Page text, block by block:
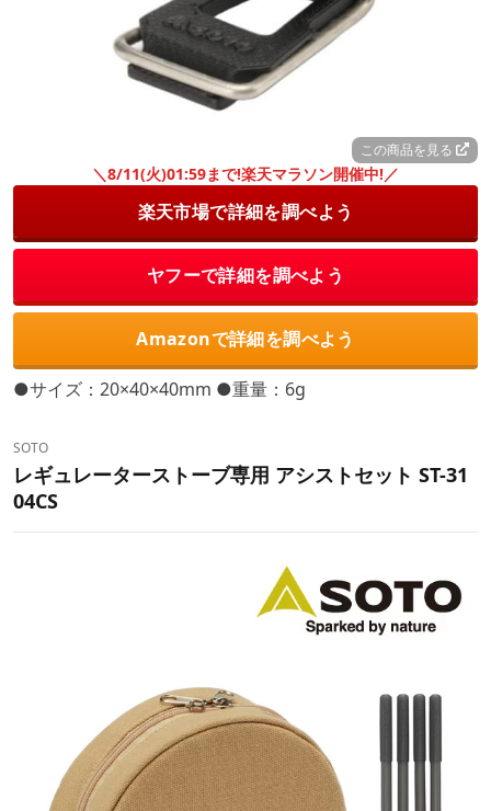
この商品を見る
＼8/11(火)01:59まで!楽天マラソン開催中!／
楽天市場で詳細を調べよう
ヤフーで詳細を調べよう
Amazonで詳細を調べよう
●サイズ：20×40×40mm ●重量：6g
SOTO
レギュレーターストーブ専用 アシストセット ST-31
04CS